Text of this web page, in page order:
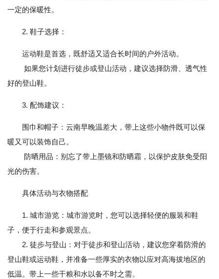
一定的保暖性。
2. 鞋子选择：
运动鞋是首选，既舒适又适合长时间的户外活动。
如果您计划进行徒步或登山活动，建议选择防滑、透气性
好的登山鞋。
3. 配饰建议：
围巾和帽子：云南早晚温差大，带上这些小物件既可以保
暖又可以装饰自己。
防晒用品：别忘了带上墨镜和防晒霜，以保护皮肤免受阳
光的伤害。
具体活动与衣物搭配
1. 城市游览：城市游览时，您可以选择轻便的服装和鞋
子，便于行走和参观景点。
2. 徒步与登山：对于徒步和登山活动，建议您穿着防滑的
登山鞋或运动鞋，并准备一些厚实的衣物以应对高海拔地区的
低温。带上一些干粮和水以备不时之需。